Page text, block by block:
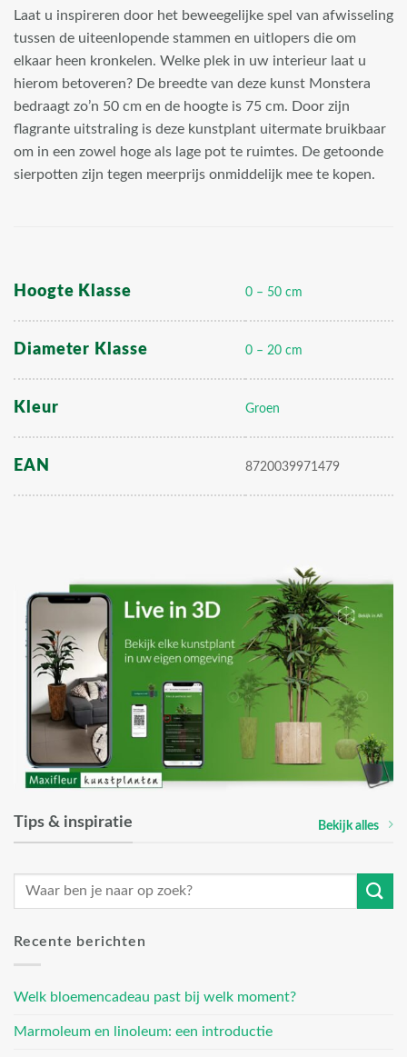
Laat u inspireren door het beweegelijke spel van afwisseling
tussen de uiteenlopende stammen en uitlopers die om
elkaar heen kronkelen. Welke plek in uw interieur laat u
hierom betoveren? De breedte van deze kunst Monstera
bedraagt zo’n 50 cm en de hoogte is 75 cm. Door zijn
flagrante uitstraling is deze kunstplant uitermate bruikbaar
om in een zowel hoge als lage pot te ruimtes. De getoonde
sierpotten zijn tegen meerprijs onmiddelijk mee te kopen.
Hoogte Klasse 0 – 50 cm
Diameter Klasse 0 – 20 cm
Kleur Groen
EAN 8720039971479
Tips & inspiratie Bekijk alles
Recente berichten
Welk bloemencadeau past bij welk moment?
Marmoleum en linoleum: een introductie